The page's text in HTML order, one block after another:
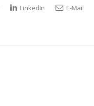
LinkedIn E-Mail